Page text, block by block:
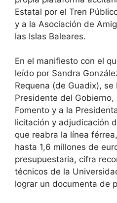
Estatal por el Tren
y a la Asociación de
las Islas Baleares.
En el manifiesto con el
leído por Sandra
Requena (de Guadix), se
Presidente del
Fomento y a la
licitación y adjudicación
que reabra la línea
hasta 1,6 millones de
presupuestaria, cifra
técnicos de la
lograr un documenta de